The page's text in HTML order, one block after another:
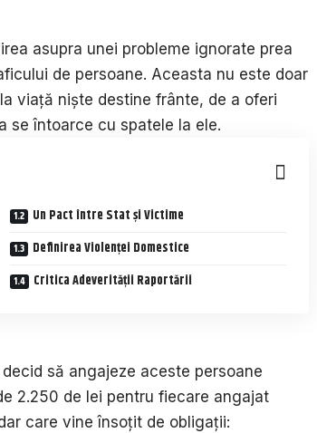
asupra unei probleme ignorate prea
de persoane. Aceasta nu este doar
viață niște destine frânte, de a oferi
se întoarce cu spatele la ele.
Un Pact între Stat și Victime
Definirea Violenței Domestice
Critica Adeverității Raportării
să angajeze aceste persoane
2.250 de lei pentru fiecare angajat
care vine însoțit de obligații: